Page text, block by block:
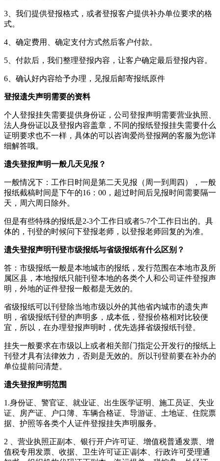
3、我们提供登报格式，或者登报客户提供补办单位要求的格
式。
4、确定费用、确定支付方式然后客户付款。
5、付款后，我们整理登报内容，让客户确定最后登报内容。
6、确认好内容给予办理，见报后邮寄报纸原件
登报遗失声明需要的资料
个人登报挂失需要提供身份证，公司登报声明需要营业执照、
法人身份证以及登报内容盖章，不同的报纸登报挂失需要什么
证明要求也不一样，具体的可以咨询爱尚登报网的客服为您详
细解答哦。
遗失登报声明一般几天见报？
一般情况下：工作日时间是第二天见报（周一到周四），一般
报纸截稿时间是下午的16：00，超过时间后见报时间需要隔一
天，周六周日除外。
但是有些特殊的报纸是2-3个工作日或者5-7个工作日出的。具
体的，刊登的时候问下登报老师，以登报老师回复的为准。
遗失登报声明刊登市级报纸与省级报纸有什么区别？
答：市级报纸一般是本地城市的报纸，发行范围在本地市及所
属区县，本地报纸只能刊登本地的各类个人和公司证件登报声
明，外地的证件登报一般都是无效的。
省级报纸可以刊登除当地市级以外的其他省内城市的遗失声
明，省级报纸刊登的声明多，成本低，登报价格相对比较便
宜，所以，在办理登报声明时，优先选择省级报纸刊登。
挂失一般要求在市级以上或者相关部门指定公开发行的报纸上
刊登才具有法律效力，否则是无效的。所以刊登前要在补办的
单位提前问清楚。
遗失登报声明范围
1.身份证、警官证、就业证、出生医学证明、施工员证、失业
证、房产证、户口簿、车辆合格证、导游证、土地证、住院票
据、护照等各类个人证件登报挂失声明服务。
2 、营业执照正副本、银行开户许可证、增值税普通发票、增
值税专用发票、收据、卫生许可证正\副本、行政许可受理通